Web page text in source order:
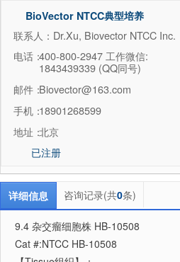
BioVector NTCC典型培养
联系人：Dr.Xu, Biovector NTCC Inc.
电话：400-800-2947 工作微信:
1843439339 (QQ同号)
邮件：Biovector@163.com
手机：18901268599
地址：北京
已注册
详细信息 咨询记录(共0条)
9.4 杂交瘤细胞株 HB-10508
Cat #:NTCC HB-10508